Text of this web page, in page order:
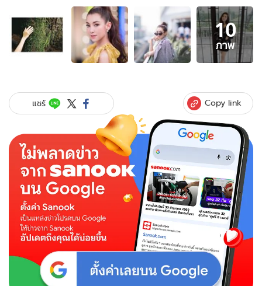
10
ภาพ
ควง
เวียร์
ทริ
ปกะ
เที่ยว
เขา
ใหญ่
สอง
10
ภาพ
แชร์ Copy link